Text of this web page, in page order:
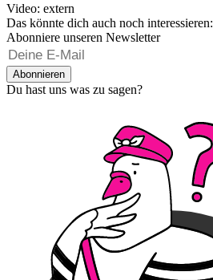
Video: extern
Das könnte dich auch noch interessieren:
Abonniere unseren Newsletter
Abonnieren
Du hast uns was zu sagen?